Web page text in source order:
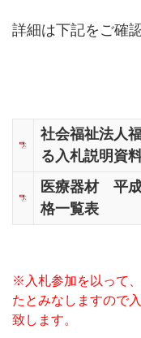
詳細は下記をご確
社会福祉法人
る入札説明資
医療器材 平
格一覧表
※入札参加を以って
たとみなしますので
致します。